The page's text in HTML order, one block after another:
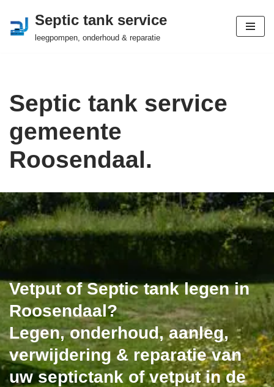
Ga
Septic tank service
leegpompen, onderhoud & reparatie
Septic tank service
gemeente
Roosendaal.
Vetput of Septic tank legen in
Roosendaal?
Legen, onderhoud, aanleg,
verwijdering & reparatie van
uw septictank of vetput in de